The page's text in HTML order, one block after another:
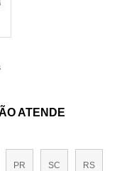
ATENDE
PR SC RS